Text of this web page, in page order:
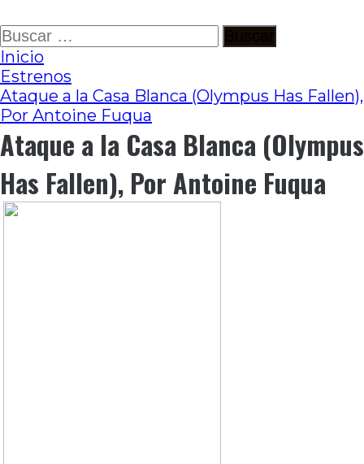
Ir
al
contenido
Buscar:
Inicio
Estrenos
Ataque a la Casa Blanca (Olympus Has Fallen),
Por Antoine Fuqua
Ataque a la Casa Blanca (Olympus
Has Fallen), Por Antoine Fuqua